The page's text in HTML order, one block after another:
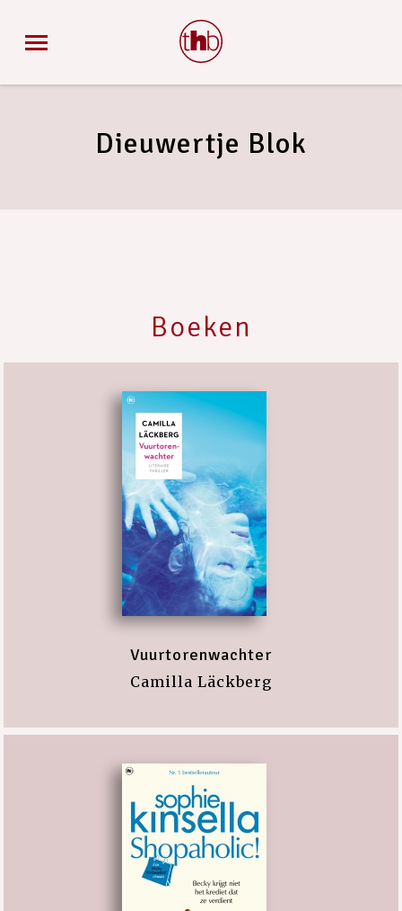
Dieuwertje Blok
Boeken
Vuurtorenwachter
Camilla Läckberg